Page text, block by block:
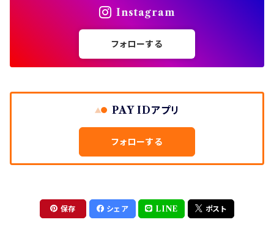
Instagram
フォローする
PAY IDアプリ
フォローする
保存 シェア LINE ポスト